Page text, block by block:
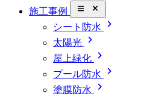
施工事例 close_small
シート防水 chevron_right
太陽光 chevron_right
屋上緑化 chevron_right
プール防水 chevron_right
塗膜防水 chevron_right